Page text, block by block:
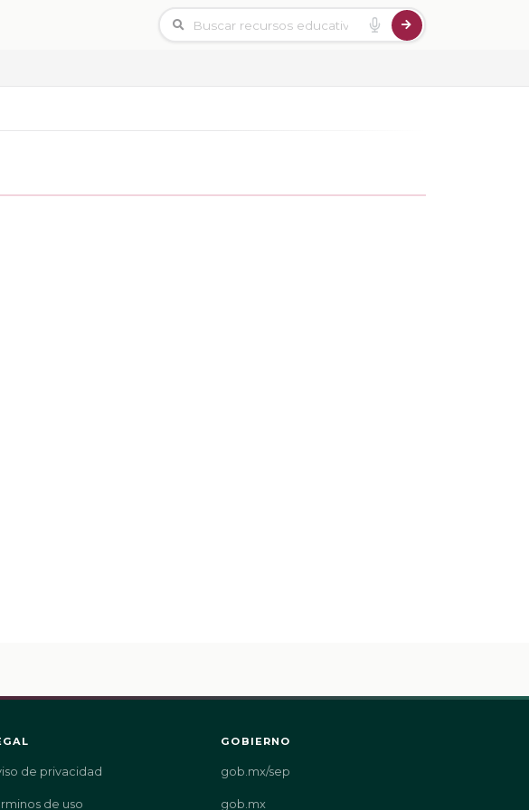
de privacidad
de uso
GOBIERNO
gob.mx/sep
gob.mx